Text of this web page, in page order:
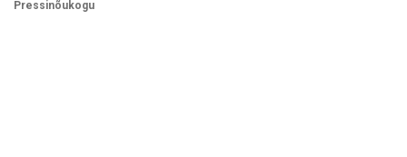
Pressinõukogu